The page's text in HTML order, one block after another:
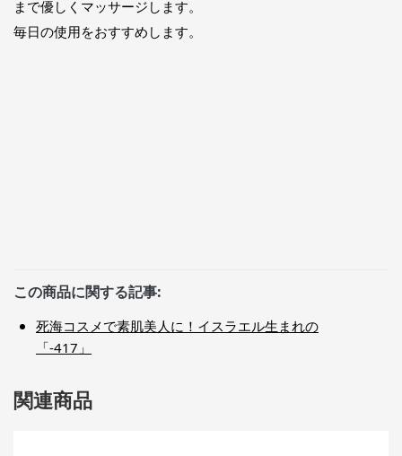
まで優しくマッサージします。
毎日の使用をおすすめします。
この商品に関する記事:
死海コスメで素肌美人に！イスラエル生まれの
「-417」
関連商品